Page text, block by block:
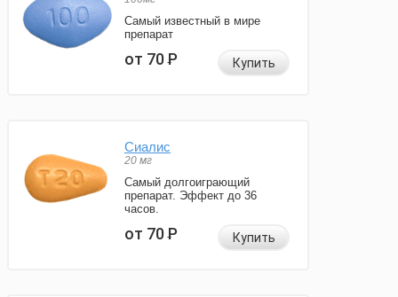
Самый известный в мире
препарат
от 70Р Купить
Сиалис
20 мг
Самый долгоиграющий
препарат. Эффект до 36
часов.
от 70Р Купить